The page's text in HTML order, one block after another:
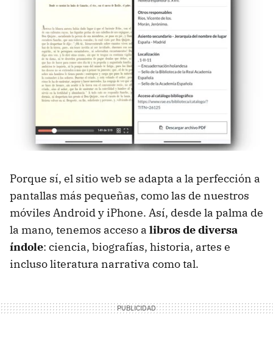
Porque sí, el sitio web se adapta a la perfección a
pantallas más pequeñas, como las de nuestros
móviles Android y iPhone. Así, desde la palma de
la mano, tenemos acceso a libros de diversa
índole: ciencia, biografías, historia, artes e
incluso literatura narrativa como tal.